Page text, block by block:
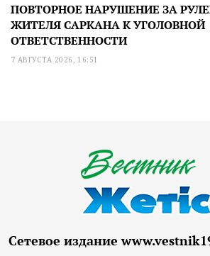
ПОВТОРНОЕ НАРУШЕНИЕ ЗА
ЖИТЕЛЯ САРКАНА К УГОЛОВНОЙ
ОТВЕТСТВЕННОСТИ
7 АВГУСТА 2026, 16:51
Сетевое издание